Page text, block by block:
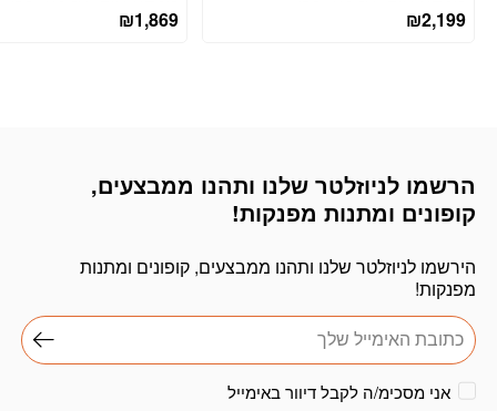
₪2,199
₪1,869
הרשמו לניוזלטר שלנו ותהנו ממבצעים,
קופונים ומתנות מפנקות!
הירשמו לניוזלטר שלנו ותהנו ממבצעים, קופונים ומתנות
מפנקות!
דוא׳׳ל
אני מסכימ/ה לקבל דיוור באימייל